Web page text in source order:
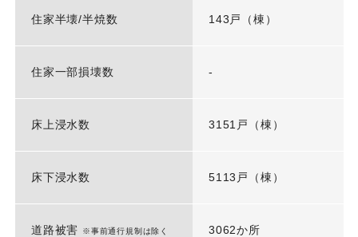
住家半壊/半焼数 143戸（棟）
住家一部損壊数 -
床上浸水数 3151戸（棟）
床下浸水数 5113戸（棟）
道路被害 ※事前通行規制は除く 3062か所